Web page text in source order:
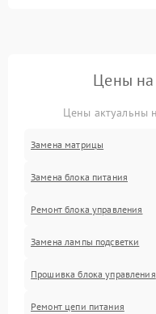
Цены на
Цены актуальны
Замена матрицы
Замена блока питания
Ремонт блока управления
Замена лампы подсветки
Прошивка блока управления
Ремонт цепи питания